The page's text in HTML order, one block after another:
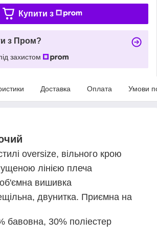
Купити з
з Пром?
захистом
Доставка Оплата Умови
oversize, вільного крою
лінією плеча
вишивка
двунитка. Приємна на
бавовна, 30% поліестер